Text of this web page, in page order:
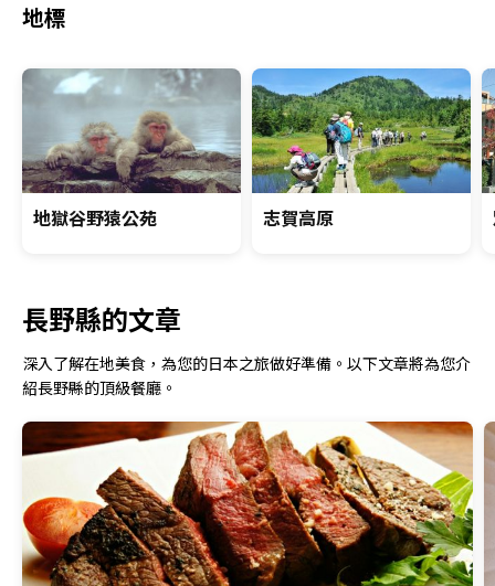
地標
地獄谷野猿公苑 志賀高原
長野縣的文章
深入了解在地美食，為您的日本之旅做好準備。以下文章將為您介
紹長野縣的頂級餐廳。